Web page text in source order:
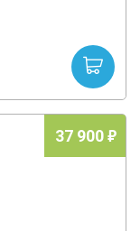
37 900